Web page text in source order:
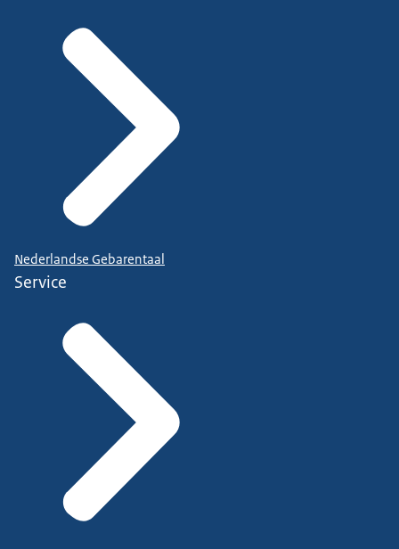
Nederlandse Gebarentaal
Service